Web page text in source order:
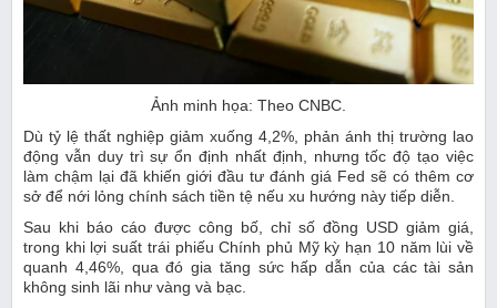
Ảnh minh họa: Theo CNBC.
Dù tỷ lệ thất nghiệp giảm xuống 4,2%, phản ánh thị trường lao
động vẫn duy trì sự ổn định nhất định, nhưng tốc độ tạo việc
làm chậm lại đã khiến giới đầu tư đánh giá Fed sẽ có thêm cơ
sở để nới lỏng chính sách tiền tệ nếu xu hướng này tiếp diễn.
Sau khi báo cáo được công bố, chỉ số đồng USD giảm giá,
trong khi lợi suất trái phiếu Chính phủ Mỹ kỳ hạn 10 năm lùi về
quanh 4,46%, qua đó gia tăng sức hấp dẫn của các tài sản
không sinh lãi như vàng và bạc.